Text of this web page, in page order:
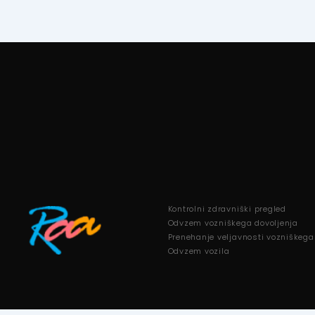
Kontrolni zdravniški pregled
Odvzem vozniškega dovoljenja
Prenehanje veljavnosti
Odvzem vozila